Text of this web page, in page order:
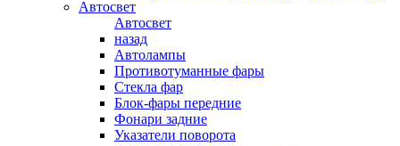
Автосвет
Автосвет
назад
Автолампы
Противотуманные фары
Стекла фар
Блок-фары передние
Фонари задние
Указатели поворота